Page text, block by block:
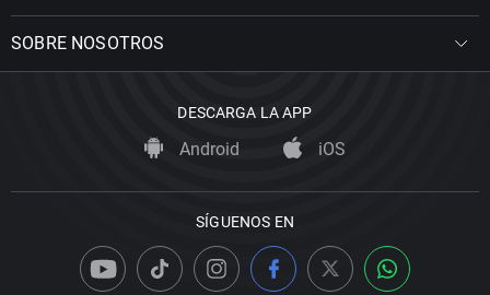
SOBRE NOSOTROS
DESCARGA LA APP
Android iOS
SÍGUENOS EN